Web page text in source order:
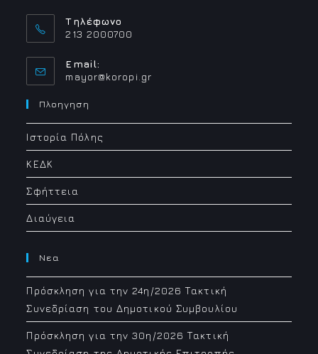
Τηλέφωνο
213 2000700
Email:
mayor@koropi.grOpens
Πλοηγηση
Ιστορία Πόλης
ΚΕΔΚ
Σφήττεια
Διαύγεια
Νεα
Πρόσκληση για την 24η/2026 Τακτική
Συνεδρίαση του Δημοτικού Συμβουλίου
Πρόσκληση για την 30η/2026 Τακτική